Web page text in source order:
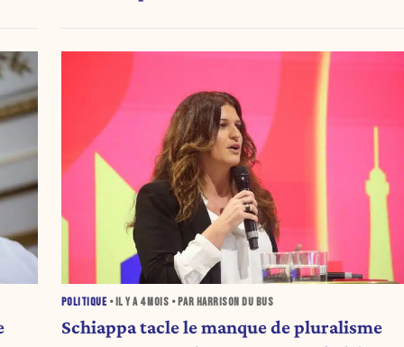
POLITIQUE • IL Y A 4 MOIS • PAR HARRISON DU BUS
Schiappa tacle le manque de pluralisme